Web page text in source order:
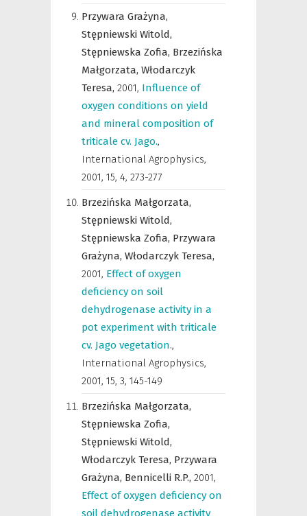
Przywara Grażyna,
Stępniewski Witold,
Stępniewska Zofia, Brzezińska
Małgorzata, Włodarczyk
Teresa, 2001, Influence of
oxygen conditions on yield
and mineral composition of
triticale cv. Jago.,
International Agrophysics,
2001, 15, 4, 273-277
Brzezińska Małgorzata,
Stępniewski Witold,
Stępniewska Zofia, Przywara
Grażyna, Włodarczyk Teresa,
2001, Effect of oxygen
deficiency on soil
dehydrogenase activity in a
pot experiment with triticale
cv. Jago vegetation.,
International Agrophysics,
2001, 15, 3, 145-149
Brzezińska Małgorzata,
Stępniewska Zofia,
Stępniewski Witold,
Włodarczyk Teresa, Przywara
Grażyna, Bennicelli R.P., 2001,
Effect of oxygen deficiency on
soil dehydrogenase activity